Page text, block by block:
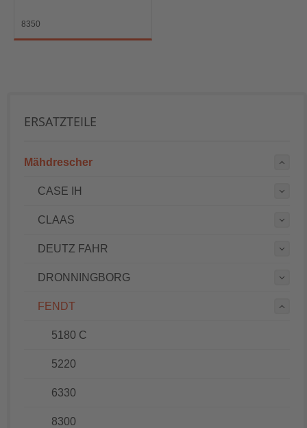
8350
ERSATZTEILE
Mähdrescher
CASE IH
CLAAS
DEUTZ FAHR
DRONNINGBORG
FENDT
5180 C
5220
6330
8300